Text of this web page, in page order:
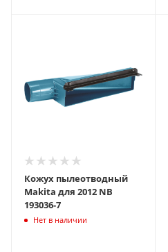
Кожух пылеотводный
Makita для 2012 NB
193036-7
Нет в наличии